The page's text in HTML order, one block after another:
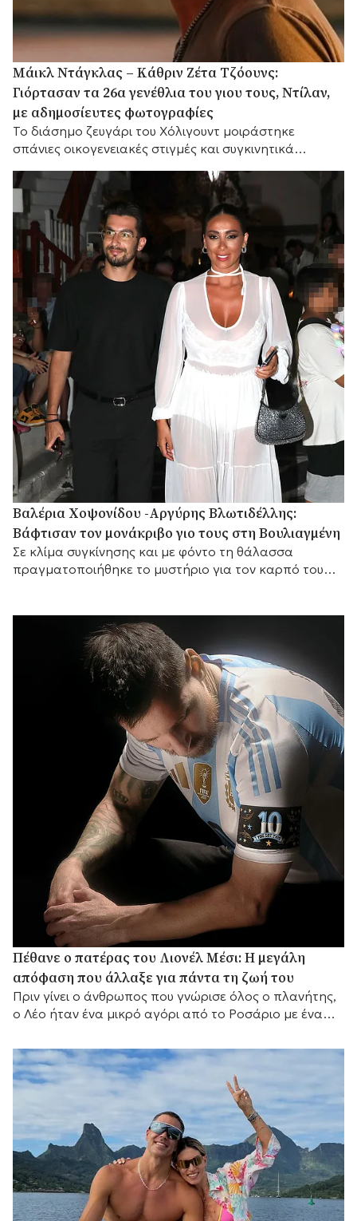
Μάικλ Ντάγκλας – Κάθριν Ζέτα Τζόουνς:
Γιόρτασαν τα 26α γενέθλια του γιου τους, Ντίλαν,
με αδημοσίευτες φωτογραφίες
Το διάσημο ζευγάρι του Χόλιγουντ μοιράστηκε
σπάνιες οικογενειακές στιγμές και συγκινητικά
προσθέτει τις δικές της θερμές ευχές.
Βαλέρια Χοψονίδου -Αργύρης Βλωτιδέλλης:
Βάφτισαν τον μονάκριβο γιο τους στη Βουλιαγμένη
Σε κλίμα συγκίνησης και με φόντο τη θάλασσα
πραγματοποιήθηκε το μυστήριο για τον καρπό του
Πέθανε ο πατέρας του Λιονέλ Μέσι: Η μεγάλη
απόφαση που άλλαξε για πάντα τη ζωή του
Πριν γίνει ο άνθρωπος που γνώρισε όλος ο πλανήτης,
ο Λέο ήταν ένα μικρό αγόρι από το Ροσάριο με ένα
κυνηγήσει μαζί του